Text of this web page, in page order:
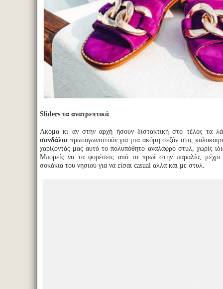
Sliders τα ανατρεπτικά
Ακόμα κι αν στην αρχή ήσουν διστακτική στο τέλος τα
σανδάλια πρωταγωνιστούν για μια ακόμη σεζόν στις
χαρίζοντάς μας αυτό το πολυπόθητο ανάλαφρο στυλ, χωρίς
Μπορείς να τα φορέσεις από το πρωί στην παραλία,
σοκάκια του νησιού για να είσαι casual αλλά και με στυλ.